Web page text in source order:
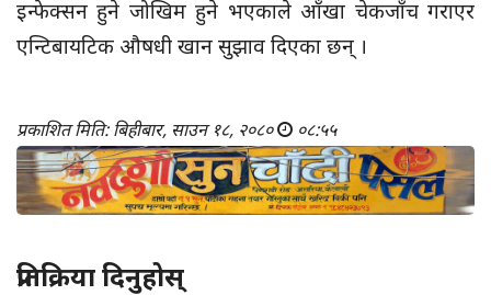
इन्फेक्सन हुने जोखिम हुने भएकाले आँखा चेकजाँच गराएर
एन्टिबायटिक औषधी खान सुझाव दिएका छन् ।
प्रकाशित मिति: बिहीबार, साउन १८, २०८० ०८:५५
प्रतिक्रिया दिनुहोस्